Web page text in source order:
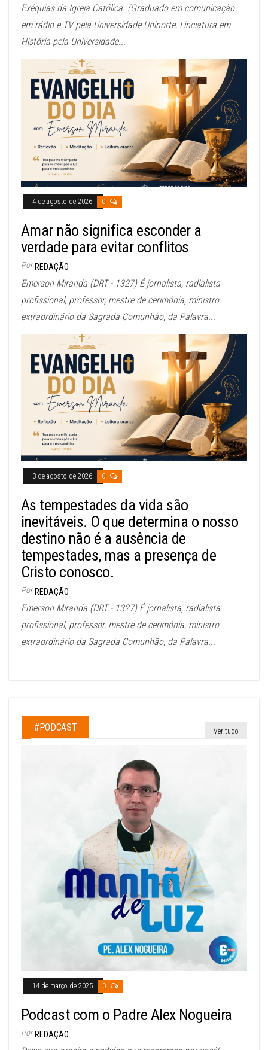
Exéquias da Igreja Católica. (Graduado em comunicação
em rádio e TV pela Universidade Uninorte, Linciatura em
História pela Universidade...
4 de agosto de 2026 0
Amar não significa esconder a
verdade para evitar conflitos
Por REDAÇÃO
Emerson Miranda (DRT - 1327) É jornalista, radialista
profissional, professor, mestre de cerimônia, ministro
extraordinário da Sagrada Comunhão, da Palavra...
3 de agosto de 2026 0
As tempestades da vida são
inevitáveis. O que determina o nosso
destino não é a ausência de
tempestades, mas a presença de
Cristo conosco.
Por REDAÇÃO
Emerson Miranda (DRT - 1327) É jornalista, radialista
profissional, professor, mestre de cerimônia, ministro
extraordinário da Sagrada Comunhão, da Palavra...
#PODCAST Ver tudo
14 de março de 2025 0
Podcast com o Padre Alex Nogueira
Por REDAÇÃO